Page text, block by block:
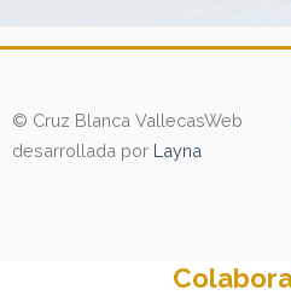
© Cruz Blanca VallecasWeb
desarrollada por Layna